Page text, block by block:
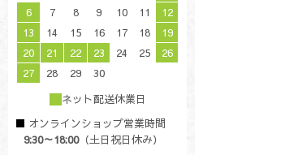
6
7 8 9 10 11
12
13
14 15 16 17 18
19
20
21 22 23 24 25
26
27
28 29
30
ネット配送休業日
オンラインショップ営業時間
9:30～18:00（土日祝日休み）